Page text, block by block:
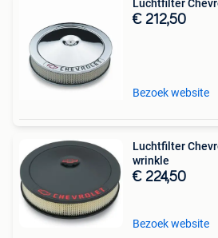
Luchtfilter
€ 212,50
Bezoek website
Luchtfilter
wrinkle
€ 224,50
Bezoek website